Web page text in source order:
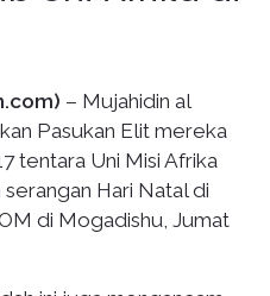
– Mujahidin al
Pasukan Elit mereka
tentara Uni Misi Afrika
Hari Natal di
di Mogadishu, Jumat